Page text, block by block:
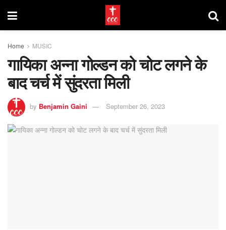
Home MUSIC
गायिका अन्ना गोल्डन को चोट लगने के
बाद चर्च में सुंदरता मिली
by Benjamin Gaini September 26, 2023